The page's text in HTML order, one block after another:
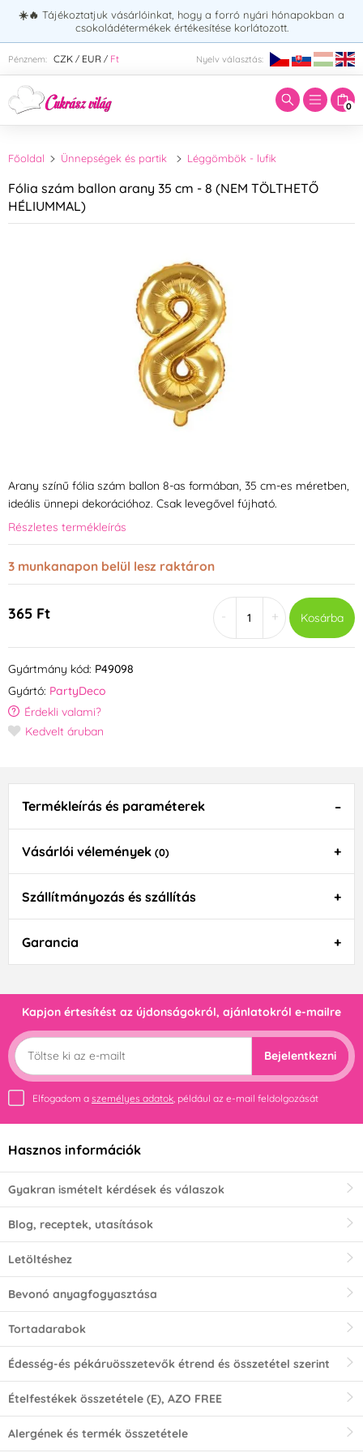
☀️🔥 Tájékoztatjuk vásárlóinkat, hogy a forró nyári hónapokban a
csokoládétermékek értékesítése korlátozott.
Pénznem: CZK / EUR / Ft Nyelv választás:
0
Adja meg a keresett kifejezést:
Főoldal Ünnepségek és partik Léggömbök - lufik
Fólia szám ballon arany 35 cm - 8 (NEM TÖLTHETŐ
HÉLIUMMAL)
Arany színű fólia szám ballon 8-as formában, 35 cm-es méretben,
ideális ünnepi dekorációhoz. Csak levegővel fújható.
Részletes termékleírás
3 munkanapon belül lesz raktáron
365 Ft + Kosárba
Gyártmány kód: P49098
Gyártó: PartyDeco
Érdekli valami?
Kedvelt áruban
Termékleírás és paraméterek
Vásárlói vélemények (0)
Szállítmányozás és szállítás
Garancia
Kapjon értesítést az újdonságokról, ajánlatokról e-mailre
Bejelentkezni
Elfogadom a személyes adatok , például az e-mail feldolgozását
Hasznos információk
Gyakran ismételt kérdések és válaszok
Blog, receptek, utasítások
Letöltéshez
Bevonó anyagfogyasztása
Tortadarabok
Édesség-és pékáruösszetevők étrend és összetétel szerint
Ételfestékek összetétele (E), AZO FREE
Alergének és termék összetétele